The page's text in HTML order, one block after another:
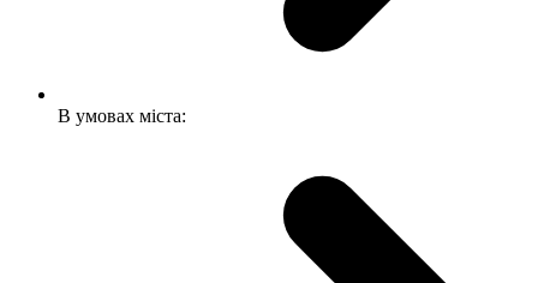
В умовах міста: